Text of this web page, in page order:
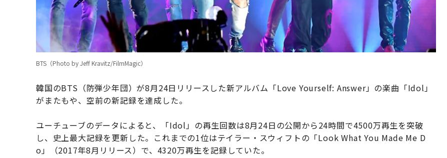
BTS（Photo by Jeff Kravitz/FilmMagic）
韓国のBTS（防弾少年団）が8月24日リリースした新アルバム「Love Yourself: Answer」の楽曲「Idol」
がまたもや、空前の新記録を達成した。
ユーチューブのデータによると、「Idol」の再生回数は8月24日の公開から24時間で4500万再生を突破
し、史上最大記録を更新した。これまでの1位はテイラー・スウィフトの「Look What You Made Me D
o」（2017年8月リリース）で、4320万再生を記録していた。